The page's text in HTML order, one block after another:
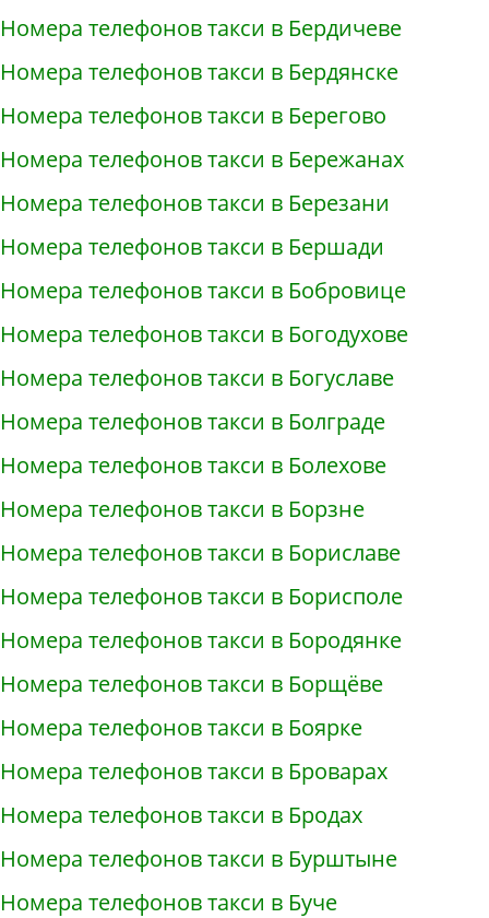
Номера телефонов такси в Бердичеве
Номера телефонов такси в Бердянске
Номера телефонов такси в Берегово
Номера телефонов такси в Бережанах
Номера телефонов такси в Березани
Номера телефонов такси в Бершади
Номера телефонов такси в Бобровице
Номера телефонов такси в Богодухове
Номера телефонов такси в Богуславе
Номера телефонов такси в Болграде
Номера телефонов такси в Болехове
Номера телефонов такси в Борзне
Номера телефонов такси в Бориславе
Номера телефонов такси в Борисполе
Номера телефонов такси в Бородянке
Номера телефонов такси в Борщёве
Номера телефонов такси в Боярке
Номера телефонов такси в Броварах
Номера телефонов такси в Бродах
Номера телефонов такси в Бурштыне
Номера телефонов такси в Буче